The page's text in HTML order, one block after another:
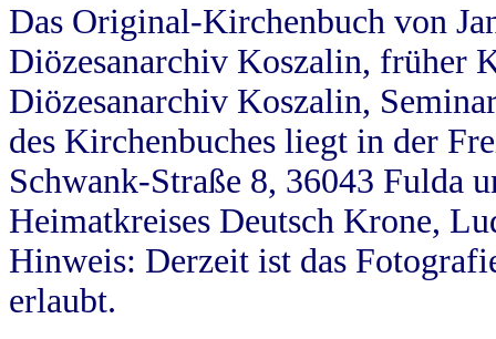
Das Original-Kirchenbuch von
Diözesanarchiv Koszalin, früher
Diözesanarchiv Koszalin,
des Kirchenbuches liegt in der
Schwank-Straße 8, 36043 Fulda
Heimatkreises Deutsch Krone,
Hinweis: Derzeit ist das
erlaubt.